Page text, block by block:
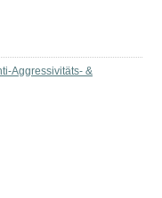
Aggressivitäts- &